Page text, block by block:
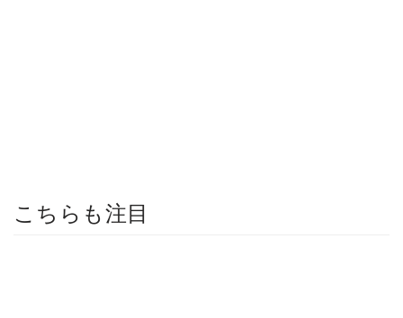
こちらも注目